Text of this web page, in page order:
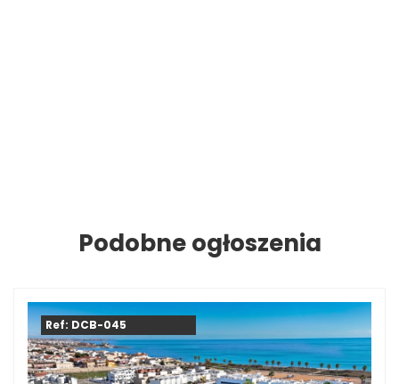
Podobne ogłoszenia
Ref: DCB-045